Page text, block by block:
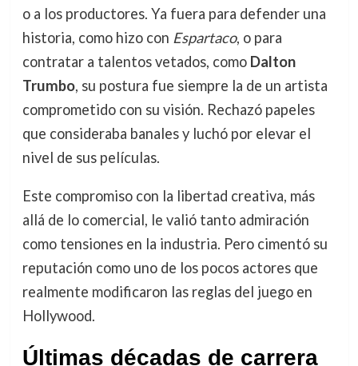
o a los productores. Ya fuera para defender una
historia, como hizo con Espartaco, o para
contratar a talentos vetados, como Dalton
Trumbo, su postura fue siempre la de un artista
comprometido con su visión. Rechazó papeles
que consideraba banales y luchó por elevar el
nivel de sus películas.
Este compromiso con la libertad creativa, más
allá de lo comercial, le valió tanto admiración
como tensiones en la industria. Pero cimentó su
reputación como uno de los pocos actores que
realmente modificaron las reglas del juego en
Hollywood.
Últimas décadas de carrera